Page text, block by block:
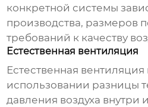
конкретной системы
производства, размеров
требований к качеству
Естественная вентиляция
Естественная вентиляция
использовании разницы
давления воздуха внутри